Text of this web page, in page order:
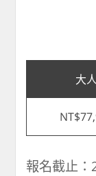
大人
報名截止